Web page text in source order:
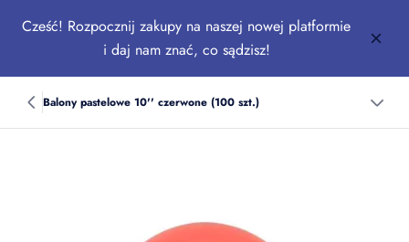
Cześć! Rozpocznij zakupy na naszej nowej platformie
i daj nam znać, co sądzisz!
Balony pastelowe 10'' czerwone (100 szt.)